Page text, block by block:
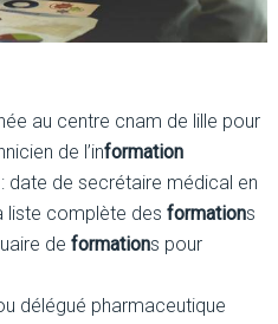
au centre cnam de lille pour
de l’information
date de secrétaire médical en
liste complète des formations
de formations pour
délégué pharmaceutique